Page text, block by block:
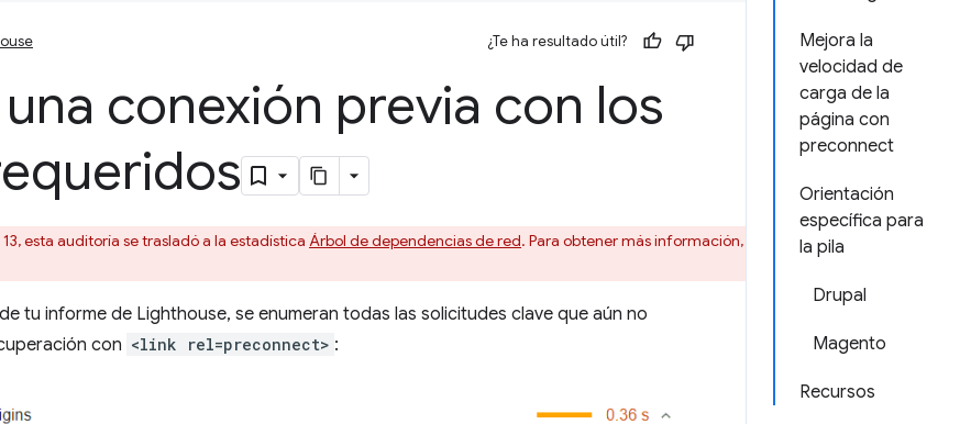
Mejora la
velocidad de
carga de la
página con
preconnect
Orientación
específica para
la pila
Drupal
Magento
Recursos
¿Te ha resultado útil?
conexión previa con los
esta auditoría se trasladó a la estadística Árbol de dependencias de red. Para obtener más información,
tu informe de Lighthouse, se enumeran todas las solicitudes clave que aún no
con <link rel=preconnect> :